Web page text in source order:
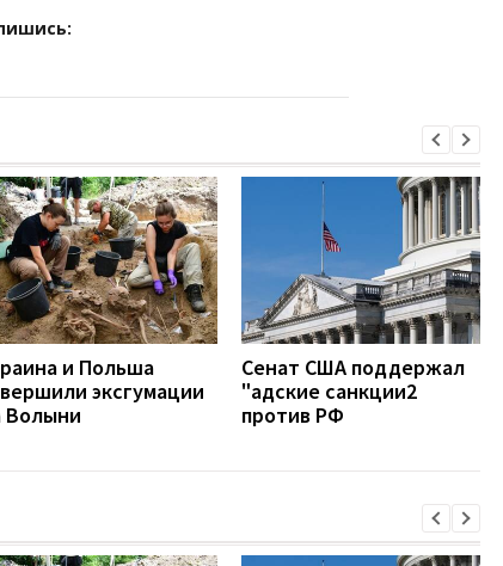
и Польша
эксгумации
Волыни
Сенат США поддержал
"адские санкции2
против РФ